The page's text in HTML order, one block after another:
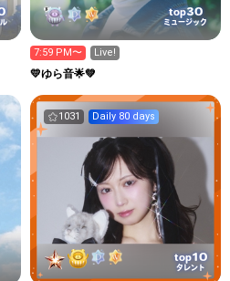
top30
ミュージック
7:59 PM〜 Live!
💛ゆら音🌟💚
1031 Daily 80 days
top10
タレント